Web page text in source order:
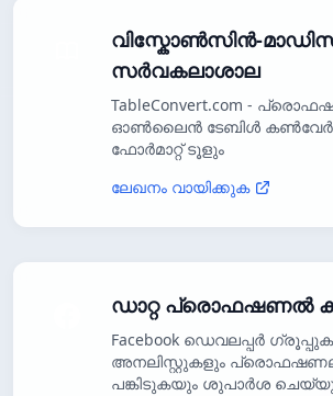
വിസ്കോൺസിൻ-
സർവകലാശാല
TableConvert.com -
ഓൺലൈൻ ടേബിൾ
ഫോർമാറ്റ് ടൂളും
ലേഖനം വായിക്കുക
ഡാറ്റ പ്രൊഫഷണൽ
Facebook ഡെവലപ്പർ
അനലിസ്റ്റുകളും
പങ്കിടുകയും ശുപാർശ